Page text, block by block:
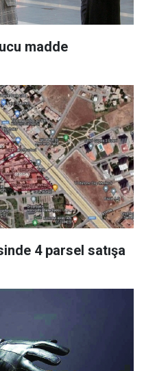
madde
4 parsel satışa